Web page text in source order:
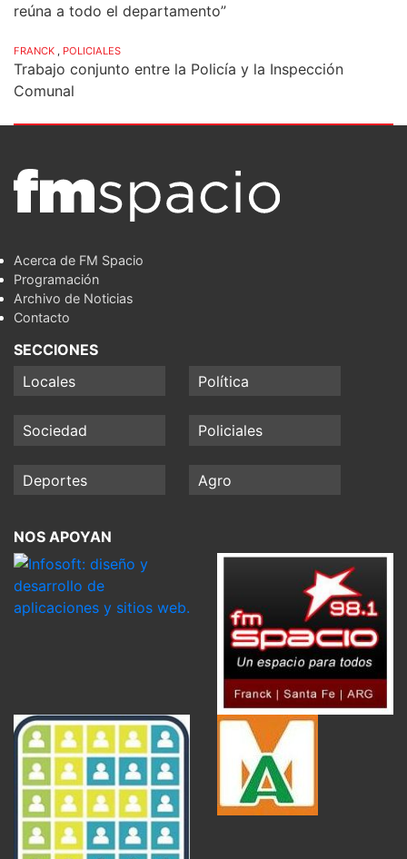
reúna a todo el departamento”
FRANCK , POLICIALES
Trabajo conjunto entre la Policía y la Inspección
Comunal
Acerca de FM Spacio
Programación
Archivo de Noticias
Contacto
SECCIONES
Locales
Política
Sociedad Policiales
Deportes Agro
NOS APOYAN